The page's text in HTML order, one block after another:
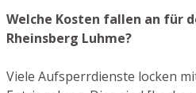
Welche Kosten fallen an für
Rheinsberg Luhme?
Viele Aufsperrdienste locken